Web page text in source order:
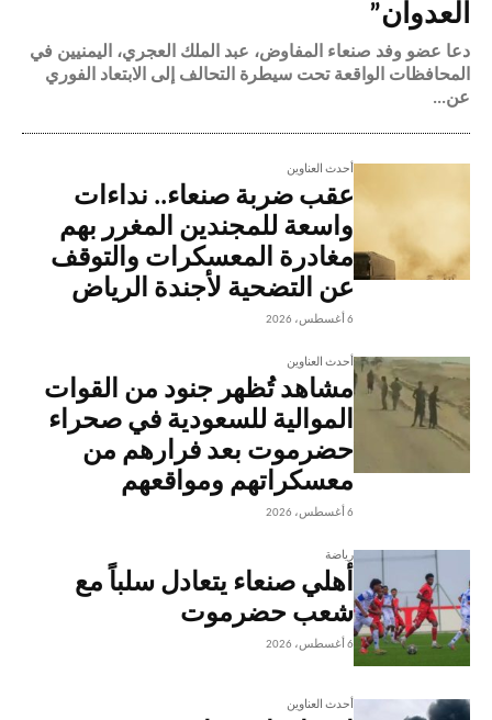
العدوان”
دعا عضو وفد صنعاء المفاوض، عبد الملك العجري، اليمنيين في
المحافظات الواقعة تحت سيطرة التحالف إلى الابتعاد الفوري
عن...
أحدث العناوين
عقب ضربة صنعاء.. نداءات
واسعة للمجندين المغرر بهم
مغادرة المعسكرات والتوقف
عن التضحية لأجندة الرياض
6 أغسطس، 2026
أحدث العناوين
مشاهد تُظهر جنود من القوات
الموالية للسعودية في صحراء
حضرموت بعد فرارهم من
معسكراتهم ومواقعهم
6 أغسطس، 2026
رياضة
أهلي صنعاء يتعادل سلباً مع
شعب حضرموت
6 أغسطس، 2026
أحدث العناوين